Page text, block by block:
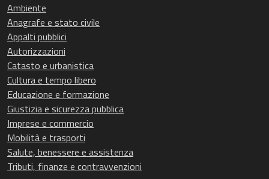
Ambiente
Anagrafe e stato civile
Appalti pubblici
Autorizzazioni
Catasto e urbanistica
Cultura e tempo libero
Educazione e formazione
Giustizia e sicurezza pubblica
Imprese e commercio
Mobilità e trasporti
Salute, benessere e assistenza
Tributi, finanze e contravvenzioni